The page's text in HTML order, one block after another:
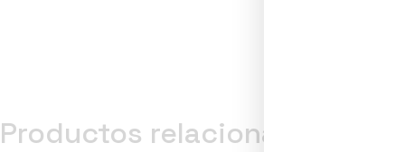
Productos relacionados